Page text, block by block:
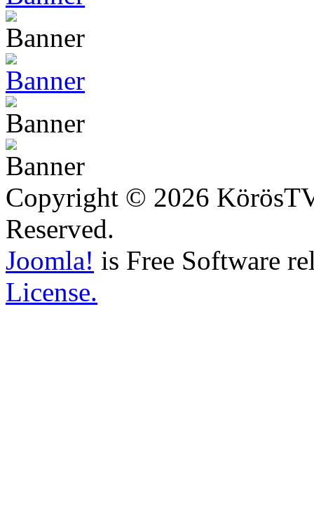
Copyright © 2026
Reserved.
Joomla! is Free Software
License.